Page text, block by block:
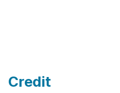
Credit